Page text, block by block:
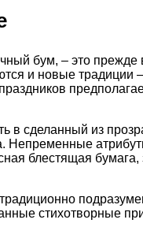
бум, – это прежде
и новые традиции
в сделанный из
Непременные
блестящая
традиционно
стихотворные